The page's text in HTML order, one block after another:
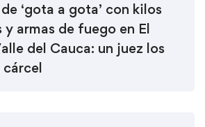
‘gota a gota’ con kilos
y armas de fuego en El
del Cauca: un juez los
cárcel